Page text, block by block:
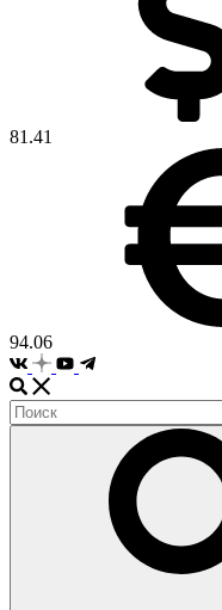
81.41
94.06